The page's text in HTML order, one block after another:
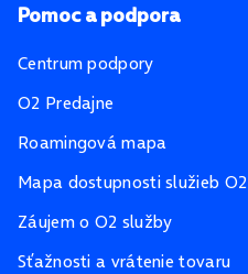
Pomoc a podpora
Centrum podpory
O2 Predajne
Roamingová mapa
Mapa dostupnosti služieb O2
Záujem o O2 služby
Sťažnosti a vrátenie tovaru